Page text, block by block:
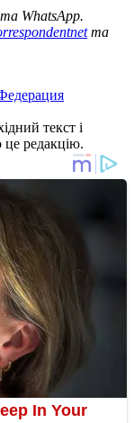
WhatsApp.
та
текст і
редакцію.